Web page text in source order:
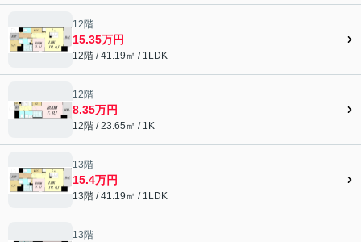
12階
15.35万円
12階 / 41.19㎡ / 1LDK
12階
8.35万円
12階 / 23.65㎡ / 1K
13階
15.4万円
13階 / 41.19㎡ / 1LDK
13階